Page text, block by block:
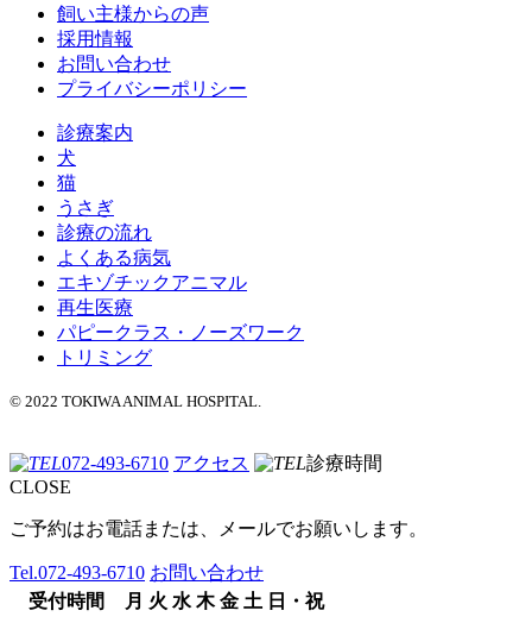
飼い主様からの声
採用情報
お問い合わせ
プライバシーポリシー
診療案内
犬
猫
うさぎ
診療の流れ
よくある病気
エキゾチックアニマル
再生医療
パピークラス・ノーズワーク
トリミング
© 2022 TOKIWA ANIMAL HOSPITAL.
072-493-6710 アクセス
診療時間
CLOSE
ご予約はお電話または、メールでお願いします。
Tel.072-493-6710 お問い合わせ
受付時間
月 火 水 木 金 土 日・祝